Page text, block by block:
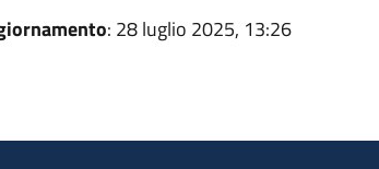
: 28 luglio 2025, 13:26